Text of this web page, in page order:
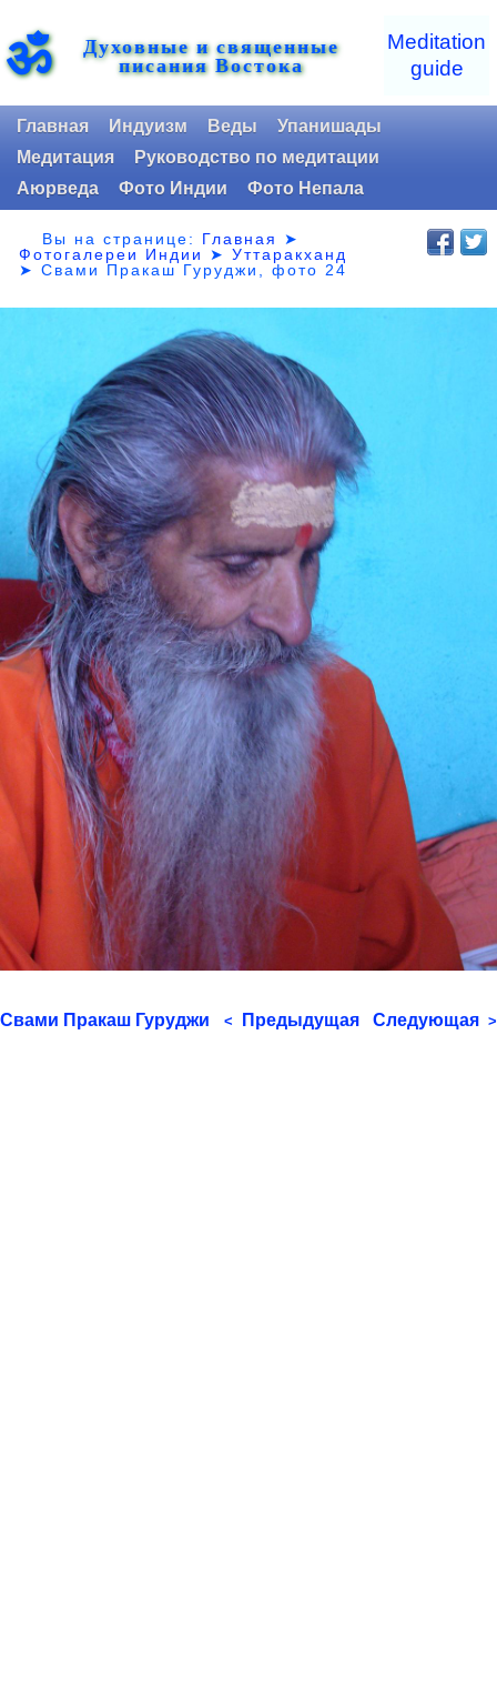
ॐ Духовные и священные
писания Востока
Meditation
guide
Главная Индуизм Веды
Упанишады
Медитация
Руководство по медитации
Аюрведа
Фото Индии Фото Непала
Вы на странице: Главная
➤
Фотогалереи Индии
➤Уттаракханд
➤Свами Пракаш Гуруджи, фото 24
Свами Пракаш Гуруджи < Предыдущая Следующая >